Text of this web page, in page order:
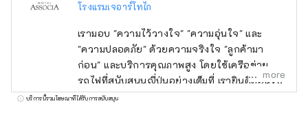
โรงแรมเจอาร์โทไก
เรามอบ "ความไว้วางใจ" "ความอุ่นใจ" และ
"ความปลอดภัย" ด้วยความจริงใจ "ลูกค้ามา
ก่อน" และบริการคุณภาพสูง โดยใช้เครือข่าย
รถไฟที่สนับสนุนญี่ปุ่นอย่างเต็มที่ เรายินดีต้อนรับ
ลูกค้าจากประเทศญี่ปุ่นและต่างประเทศด้วยการ
more
บริการนี้รวมโฆษณาที่ได้รับการสนับสนุน